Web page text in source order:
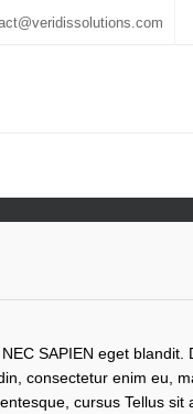
SAPIEN eget
consectetur enim
cursus Tellus